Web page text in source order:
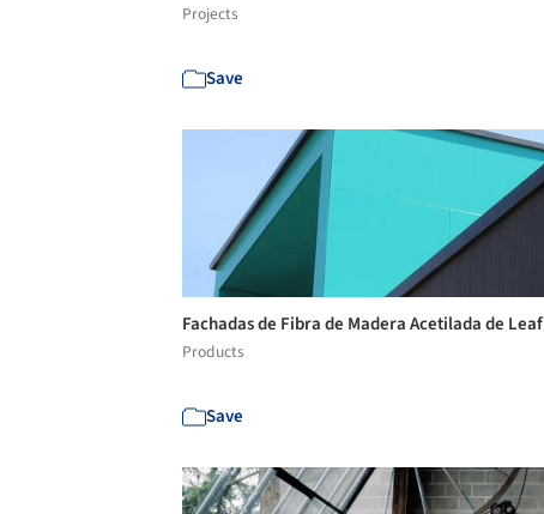
Projects
Save
Fachadas de Fibra de Madera Acetilada de Leaf
Products
Save